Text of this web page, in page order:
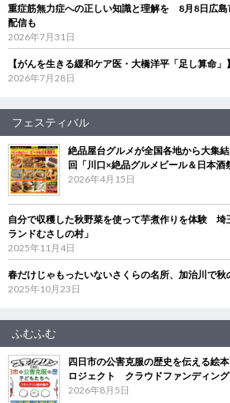
重症筋無力症への正しい知識と理解を 8月8日広島
配信も
2026年7月31日
【がんを生きる緩和ケア医・大橋洋平「足し算命
2026年7月28日
フェスティバル
絶品屋台グルメが全国各地から大集
回「川口×絶品グルメビール＆日本酒
2026年4月15日
自分で収穫した秋野菜を使って芋煮作りを体験 埼
ランドむさしの村」
2025年11月4日
春だけじゃもったいないさくらの名所、加治川で秋
2025年10月23日
ふむふむ
四日市の公害克服の歴史を伝える絵
ロジェクト クラウドファンディン
2026年8月5日